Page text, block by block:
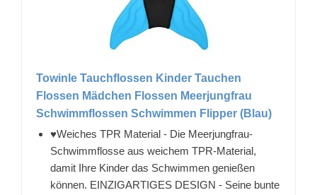
Towinle Tauchflossen Kinder Tauchen
Flossen Mädchen Flossen Meerjungfrau
Schwimmflossen Schwimmen Flipper (Blau)
♥Weiches TPR Material - Die Meerjungfrau-
Schwimmflosse aus weichem TPR-Material,
damit Ihre Kinder das Schwimmen genießen
können. EINZIGARTIGES DESIGN - Seine bunte